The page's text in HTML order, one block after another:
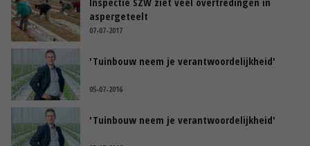
aspergeteelt
07-07-2017
'Tuinbouw neem je verantwoordelijkheid'
05-07-2016
'Tuinbouw neem je verantwoordelijkheid'